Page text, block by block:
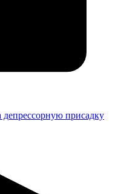
депрессорную присадку